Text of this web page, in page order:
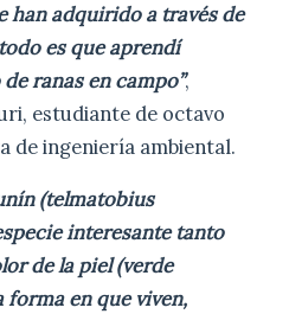
han adquirido a través de
es que aprendí
ranas en campo”,
estudiante de octavo
de ingeniería ambiental.
(telmatobius
interesante tanto
de la piel (verde
forma en que viven,